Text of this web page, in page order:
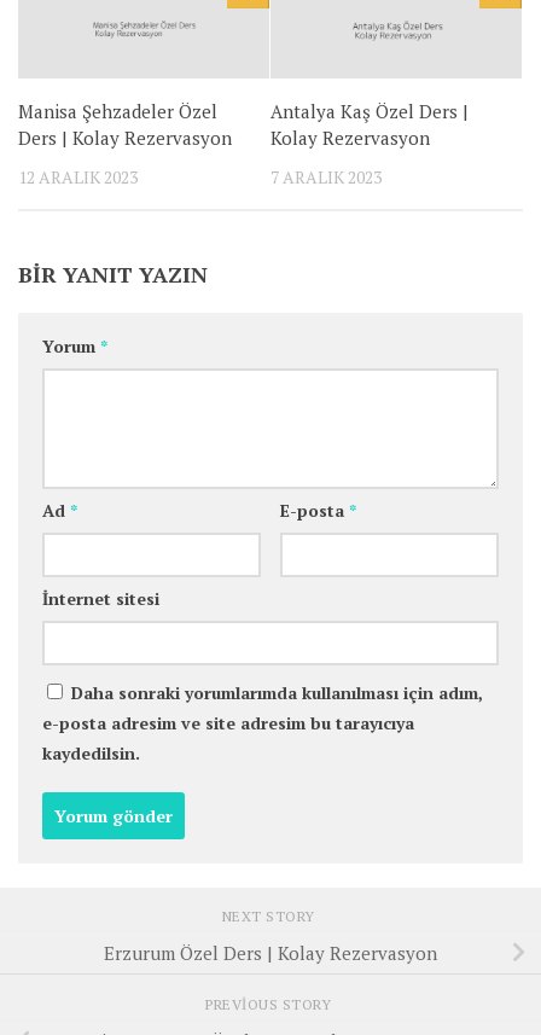
Manisa Şehzadeler Özel
Ders | Kolay Rezervasyon
12 ARALIK 2023
Antalya Kaş Özel Ders |
Kolay Rezervasyon
7 ARALIK 2023
BIR YANIT YAZIN
Yorum *
Ad * E-posta *
İnternet sitesi
Daha sonraki yorumlarımda kullanılması için adım,
e-posta adresim ve site adresim bu tarayıcıya
kaydedilsin.
NEXT STORY
Erzurum Özel Ders | Kolay Rezervasyon
PREVIOUS STORY